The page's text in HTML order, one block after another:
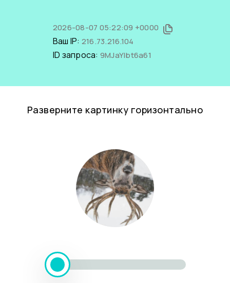
2026-08-07 05:22:09 +0000
Ваш IP: 216.73.216.104
ID запроса: 9MJaYIbt6a61
Разверните картинку горизонтально